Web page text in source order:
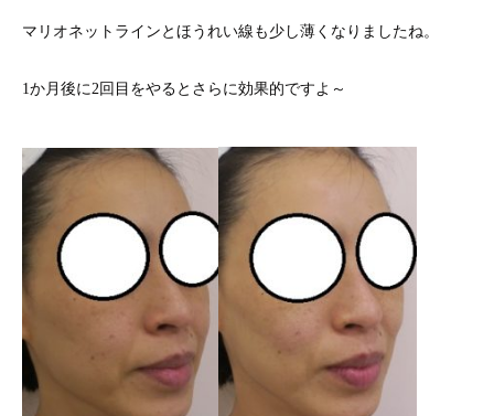
マリオネットラインとほうれい線も少し薄くなりましたね。
1か月後に2回目をやるとさらに効果的ですよ～